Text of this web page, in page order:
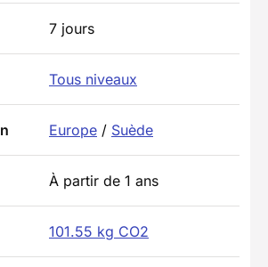
7 jours
Tous niveaux
Europe / Suède
À partir de 1 ans
101.55 kg CO2